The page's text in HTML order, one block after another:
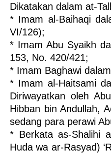
Dikatakan dalam at-
* Imam al-Baihaqi
VI/126);
* Imam Abu Syaikh
153, No. 420/421;
* Imam Baghawi
* Imam al-Haitsami
Diriwayatkan oleh
Hibban bin Andullah,
sedang para perawi
* Berkata as-Shalihi
Huda wa ar-Rasyad)